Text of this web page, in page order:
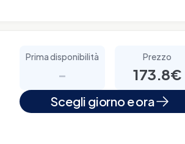
Prima disponibilità
-
Prezzo
173.8€
Scegli giorno e ora